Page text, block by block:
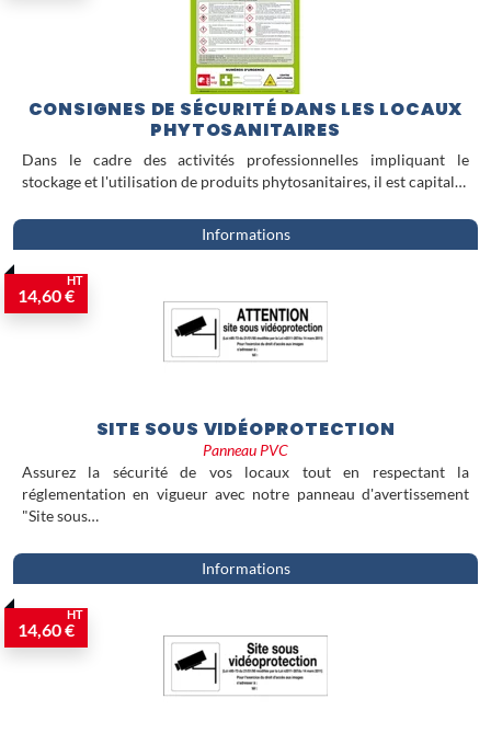
CONSIGNES DE SÉCURITÉ DANS LES LOCAUX
PHYTOSANITAIRES
Dans le cadre des activités professionnelles impliquant le
stockage et l'utilisation de produits phytosanitaires, il est capital…
Informations
14,60 €
HT
SITE SOUS VIDÉOPROTECTION
Panneau PVC
Assurez la sécurité de vos locaux tout en respectant la
réglementation en vigueur avec notre panneau d'avertissement
"Site sous…
Informations
14,60 €
HT